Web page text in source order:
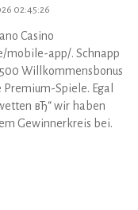
02:45:26
Casino
mobile-app/. Schnapp
Willkommensbonus
Spiele. Egal
вЂ“ wir haben
Gewinnerkreis bei.